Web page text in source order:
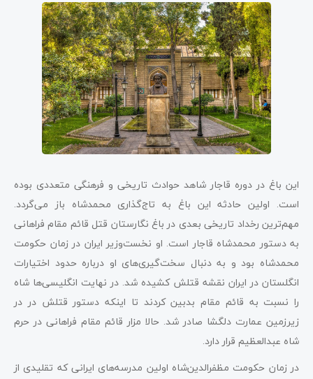
این باغ در دوره قاجار شاهد حوادث تاریخی و فرهنگی متعددی بوده
است. اولین حادثه این باغ به تاج‌گذاری محمدشاه باز می‌گردد.
مهم‌ترین رخداد تاریخی بعدی در باغ نگارستان قتل قائم مقام فراهانی
به دستور محمدشاه قاجار است. او نخست‌وزیر ایران در زمان حکومت
محمدشاه بود و به دنبال سخت‌گیری‌های او درباره حدود اختیارات
انگلستان در ایران نقشه قتلش کشیده شد. در نهایت انگلیسی‌ها شاه
را نسبت به قائم مقام بدبین کردند تا اینکه دستور قتلش در در
زیرزمین عمارت دلگشا صادر شد. حالا مزار قائم مقام فراهانی در حرم
شاه عبدالعظیم قرار دارد.
در زمان حکومت مظفرالدین‌شاه اولین مدرسه‌های ایرانی که تقلیدی از